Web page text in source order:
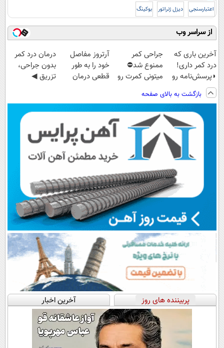
اعتبارسنجی دیزل ژنراتور بوکینگ
از سراسر وب
آخرین باری که
درد کمر داری!
◗پرسش‌نامه رو
پر کن◖
جراحی کمر
ممنوع شد⛔
میتونی کمرت رو
کنی! 👈🏻
پرسش‌نامه
آرتروز مفاصل
خود را به طور
قطعی درمان
درمان درد کمر
بدون جراحی،
تزریق ◀
بازگشت به بالای صفحه
پربیننده های روز آخرین اخبار